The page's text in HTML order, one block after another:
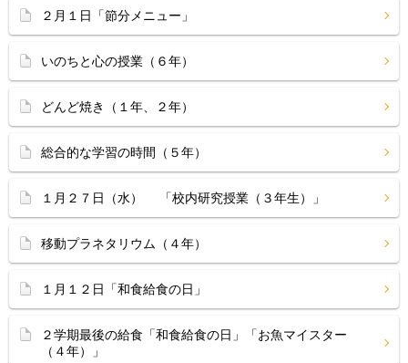
２月１日「節分メニュー」
いのちと心の授業（６年）
どんど焼き（１年、２年）
総合的な学習の時間（５年）
１月２７日（水） 「校内研究授業（３年生）」
移動プラネタリウム（４年）
１月１２日「和食給食の日」
２学期最後の給食「和食給食の日」「お魚マイスター
（４年）」